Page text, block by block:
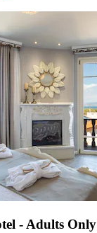
- Adults Only